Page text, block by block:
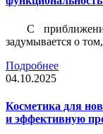
С
задумывается о
Подробнее
04.10.2025
Косметика для
и эффективную